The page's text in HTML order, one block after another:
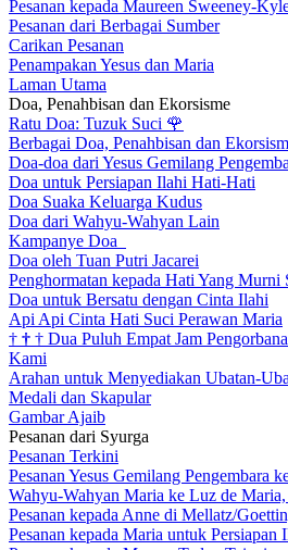
Pesanan kepada Maureen Sweeney-
Pesanan dari Berbagai Sumber
Carikan Pesanan
Penampakan Yesus dan Maria
Laman Utama
Doa, Penahbisan dan Ekorsisme
Ratu Doa: Tuzuk Suci 🌹
Berbagai Doa, Penahbisan dan
Doa-doa dari Yesus Gemilang
Doa untuk Persiapan Ilahi Hati-Hati
Doa Suaka Keluarga Kudus
Doa dari Wahyu-Wahyan Lain
Kampanye Doa
Doa oleh Tuan Putri Jacarei
Penghormatan kepada Hati Yang Murni
Doa untuk Bersatu dengan Cinta Ilahi
Api Api Cinta Hati Suci Perawan Maria
† † † Dua Puluh Empat Jam
Kami
Arahan untuk Menyediakan Ubatan-
Medali dan Skapular
Gambar Ajaib
Pesanan dari Syurga
Pesanan Terkini
Pesanan Yesus Gemilang Pengembara
Wahyu-Wahyan Maria ke Luz de
Pesanan kepada Anne di Mellatz/
Pesanan kepada Maria untuk Persiapan